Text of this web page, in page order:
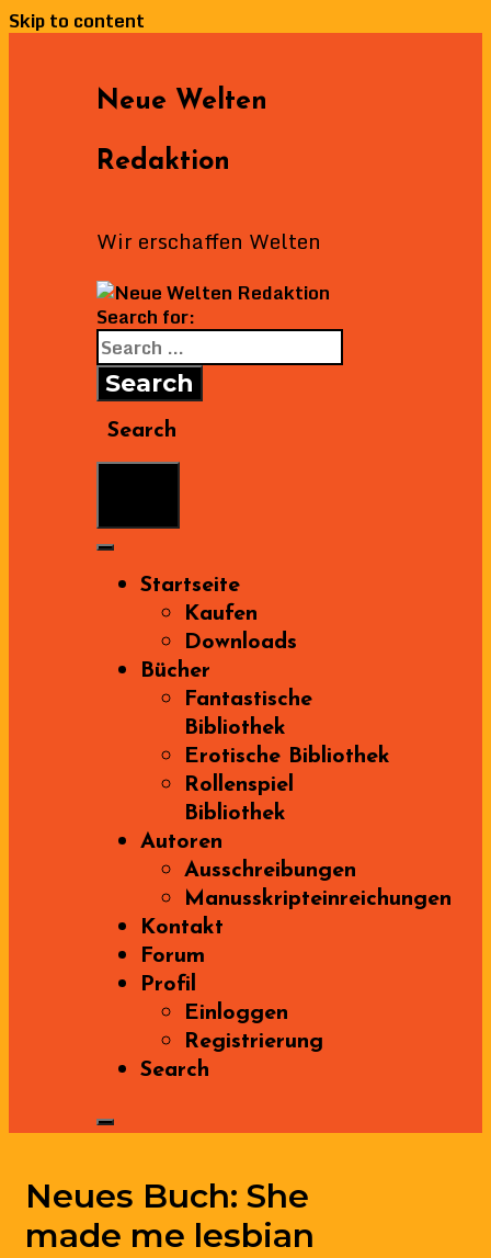
Skip to content
Neue Welten
Redaktion
Wir erschaffen Welten
Search for:
Search
Startseite
Kaufen
Downloads
Bücher
Fantastische
Bibliothek
Erotische Bibliothek
Rollenspiel
Bibliothek
Autoren
Ausschreibungen
Manusskripteinreichungen
Kontakt
Forum
Profil
Einloggen
Registrierung
Search
Neues Buch: She
made me lesbian